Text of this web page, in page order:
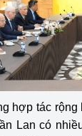
hợp tác
Lan có